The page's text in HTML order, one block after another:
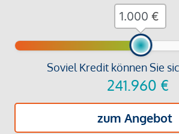
Soviel Kredit können Sie
241.960 €
zum Angebot
€